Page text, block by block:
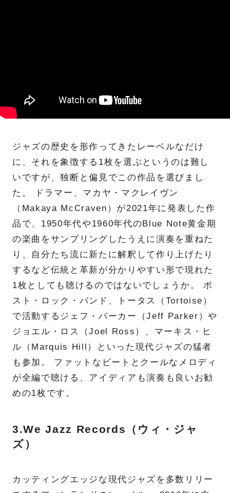
ジャズの歴史を形作ってきたレーベルなだけ
に、それを象徴する1枚を選ぶというのは難し
いですが、独断と偏見でこの作品を選びまし
た。 ドラマー、マカヤ・マクレイヴン
（Makaya McCraven）が2021年に発表した作
品で、1950年代や1960年代のBlue Note黄金期
の楽曲をサンプリングしたうえに演奏を重ねた
り、自分たち流に新たに解釈して作り上げたり
するなど伝統と革新が分かりやすい形で現れた
1枚としても聴けるのではないでしょうか。 ポ
スト・ロック・バンド、トータス（​​Tortoise）
で活動するジェフ・パーカー（Jeff Parker）や
ジョエル・ロス（Joel Ross）、マーキス・ヒ
ル（Marquis Hill）といった現代ジャズの猛者
も参加。 ファットなビートとクールなメロディ
が全編で聴ける、アイディアも演奏も良いお勧
めの1枚です。
3.We Jazz Records（ウィ・ジャ
ズ）
カッティングエッジな現代ジャズを多数リリー